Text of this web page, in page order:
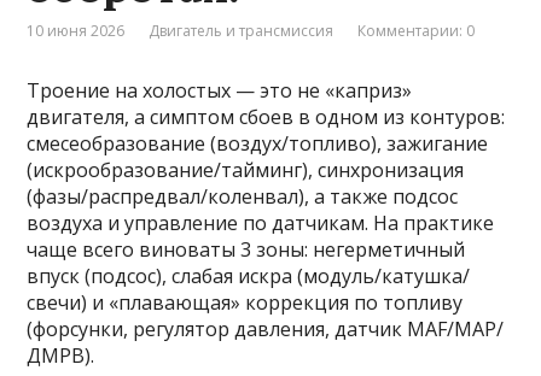
10 июня 2026 Двигатель и трансмиссия Комментарии: 0
Троение на холостых — это не «каприз»
двигателя, а симптом сбоев в одном из контуров:
смесеобразование (воздух/топливо), зажигание
(искрообразование/тайминг), синхронизация
(фазы/распредвал/коленвал), а также подсос
воздуха и управление по датчикам. На практике
чаще всего виноваты 3 зоны: негерметичный
впуск (подсос), слабая искра (модуль/катушка/
свечи) и «плавающая» коррекция по топливу
(форсунки, регулятор давления, датчик MAF/MAP/
ДМРВ).